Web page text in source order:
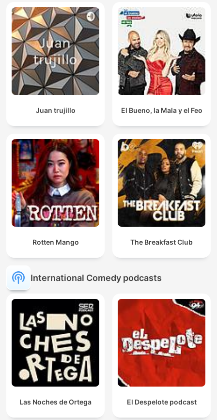
Juan trujillo El Bueno, la Mala y el Feo
Rotten Mango The Breakfast Club
International Comedy podcasts
Las Noches de Ortega El Despelote podcast